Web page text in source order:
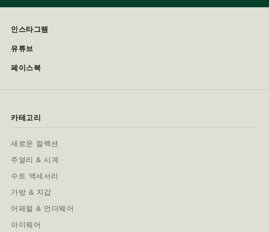
인스타그램
유튜브
페이스북
카테고리
새로운 컬렉션
주얼리 & 시계
수트 액세서리
가방 & 지갑
어패럴 & 언더웨어
아이웨어